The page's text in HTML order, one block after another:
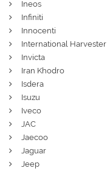
Ineos
Infiniti
Innocenti
International Harvester
Invicta
Iran Khodro
Isdera
Isuzu
Iveco
JAC
Jaecoo
Jaguar
Jeep